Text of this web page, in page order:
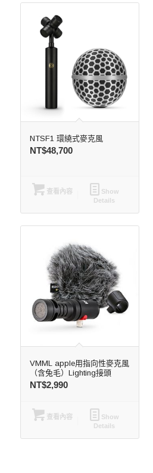
NTSF1 環繞式麥克風
NT$48,700
查看內容
Show
Details
VMML apple用指向性麥克風
（含兔毛）Lighting接頭
NT$2,990
查看內容
Show
Details